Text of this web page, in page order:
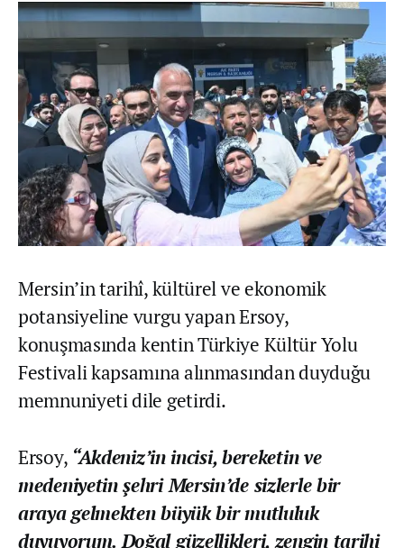
Mersin’in tarihî, kültürel ve ekonomik
potansiyeline vurgu yapan Ersoy,
konuşmasında kentin Türkiye Kültür Yolu
Festivali kapsamına alınmasından duyduğu
memnuniyeti dile getirdi.
Ersoy, “Akdeniz’in incisi, bereketin ve
medeniyetin şehri Mersin’de sizlerle bir
araya gelmekten büyük bir mutluluk
duyuyorum. Doğal güzellikleri, zengin tarihi